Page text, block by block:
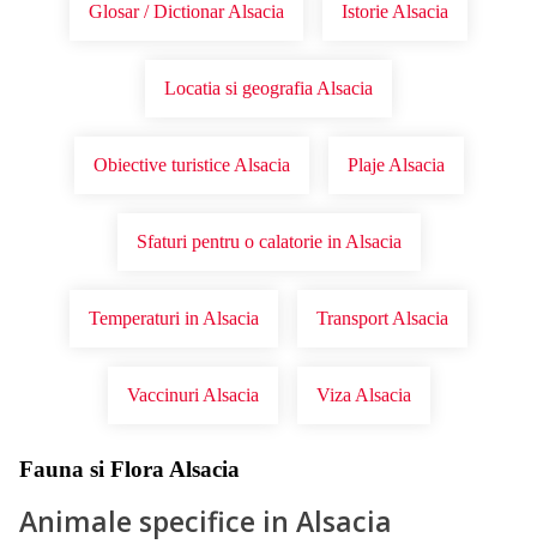
Glosar / Dictionar Alsacia Istorie Alsacia
Locatia si geografia Alsacia
Obiective turistice Alsacia Plaje Alsacia
Sfaturi pentru o calatorie in Alsacia
Temperaturi in Alsacia Transport Alsacia
Vaccinuri Alsacia Viza Alsacia
Fauna si Flora Alsacia
Animale specifice in Alsacia